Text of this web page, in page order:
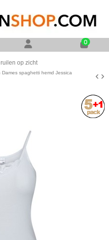
0
werkdagen voor 23:00 uur besteld
Dames spaghetti hemd Jessica